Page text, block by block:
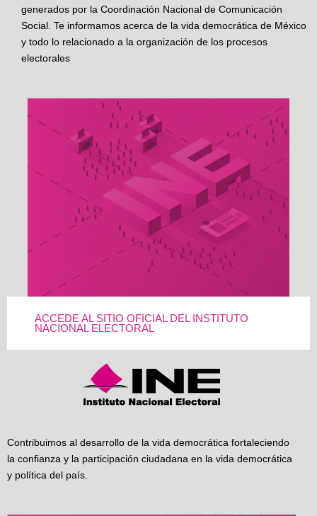
generados por la Coordinación Nacional de Comunicación
Social. Te informamos acerca de la vida democrática de México
y todo lo relacionado a la organización de los procesos
electorales
ACCEDE AL SITIO OFICIAL DEL INSTITUTO
NACIONAL ELECTORAL
Contribuimos al desarrollo de la vida democrática fortaleciendo
la confianza y la participación ciudadana en la vida democrática
y política del país.